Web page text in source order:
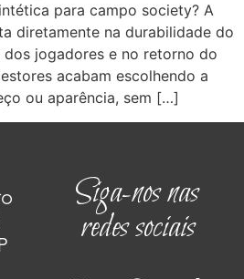
para campo society? A
diretamente na durabilidade do
jogadores e no retorno do
acabam escolhendo a
ou aparência, sem […]
Siga-nos nas
redes sociais